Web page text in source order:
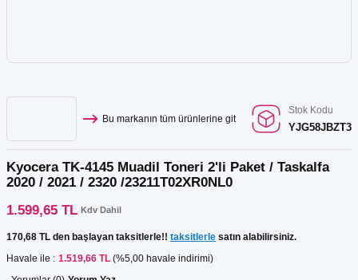
Bu markanın tüm ürünlerine git
Stok Kodu
YJG58JBZT3
Kyocera TK-4145 Muadil Toneri 2'li Paket / Taskalfa
2020 / 2021 / 2320 /23211T02XR0NL0
1.599,65 TL Kdv Dahil
170,68 TL den başlayan taksitlerle!! taksitlerle satın alabilirsiniz.
Havale ile : 1.519,66 TL (%5,00 havale indirimi)